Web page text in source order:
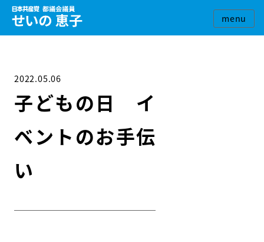
2022.05.06
子どもの日 イ
ベントのお手伝
い